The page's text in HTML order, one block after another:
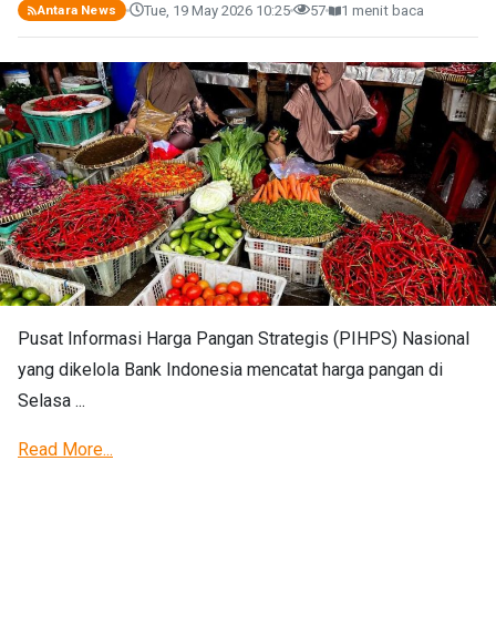
Antara News Tue, 19 May 2026 10:25 57 1 menit baca
Pusat Informasi Harga Pangan Strategis (PIHPS) Nasional
yang dikelola Bank Indonesia mencatat harga pangan di
Selasa ...
Read More...